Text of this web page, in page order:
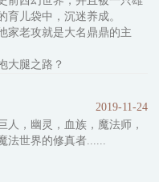
装的，一头翠绿长发的可爱
肌肉的高大剑士其实是个黑
儿袋中，沉迷养成。
家老攻就是大名鼎鼎的主
大腿之路？
的嫌丑抛弃！！！
到期间和异龙又纠缠了几
迫看了蠢毙了的撞墙求偶舞
2019-11-24
人，幽灵，血族，魔法师，
法世界的修真者......